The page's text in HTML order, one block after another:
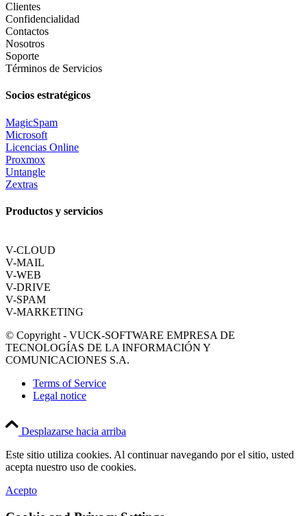
Clientes
Confidencialidad
Contactos
Nosotros
Soporte
Términos de Servicios
Socios estratégicos
MagicSpam
Microsoft
Licencias Online
Proxmox
Untangle
Zextras
Productos y servicios
V-CLOUD
V-MAIL
V-WEB
V-DRIVE
V-SPAM
V-MARKETING
© Copyright - VUCK-SOFTWARE EMPRESA DE
TECNOLOGÍAS DE LA INFORMACIÓN Y
COMUNICACIONES S.A.
Terms of Service
Legal notice
Desplazarse hacia arriba
Este sitio utiliza cookies. Al continuar navegando por el sitio, usted
acepta nuestro uso de cookies.
Acepto